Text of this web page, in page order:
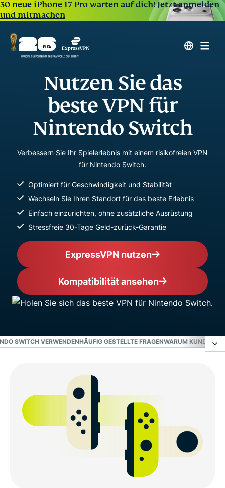
30 neue iPhone 17 Pro warten auf dich!Jetzt anmelden
und mitmachen
Nutzen Sie das
beste VPN für
Nintendo Switch
Verbessern Sie Ihr Spielerlebnis mit einem risikofreien VPN
für Nintendo Switch.
Optimiert für Geschwindigkeit und Stabilität
Wechseln Sie Ihren Standort für das beste Erlebnis
Einfach einzurichten, ohne zusätzliche Ausrüstung
Stressfreie 30-Tage Geld-zurück-Garantie
ExpressVPN nutzen
Kompatibilität ansehen
SWITCH VERWENDENHÄUFIG GESTELLTE FRAGENWARUM KUNDEN
Wie Sie ExpressVPN für Nintendo Switch einrichten
Video: Wie Sie ExpressVPN mit einem Nintendo
Switch verwenden